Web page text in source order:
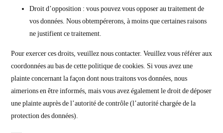
Droit d’opposition : vous pouvez vous opposer au traitement de
vos données. Nous obtempérerons, à moins que certaines raisons
ne justifient ce traitement.
Pour exercer ces droits, veuillez nous contacter. Veuillez vous référer aux
coordonnées au bas de cette politique de cookies. Si vous avez une
plainte concernant la façon dont nous traitons vos données, nous
aimerions en être informés, mais vous avez également le droit de déposer
une plainte auprès de l’autorité de contrôle (l’autorité chargée de la
protection des données).